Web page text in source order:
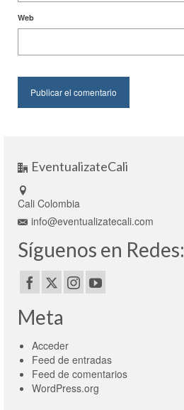
Web
EventualizateCali
Cali Colombia
info@eventualizatecali.com
Síguenos en Redes:
Meta
Acceder
Feed de entradas
Feed de comentarios
WordPress.org